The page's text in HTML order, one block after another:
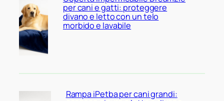
per cani e gatti: proteggere
divano e letto con un telo
morbido e lavabile
Rampa iPetba per cani grandi: